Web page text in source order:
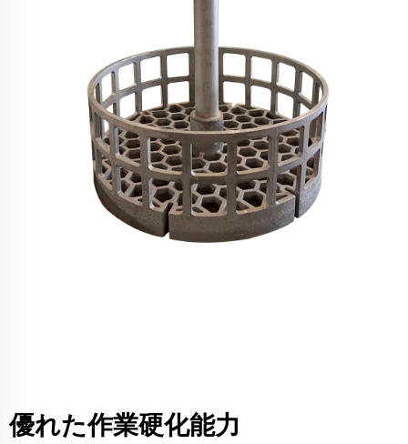
優れた作業硬化能力